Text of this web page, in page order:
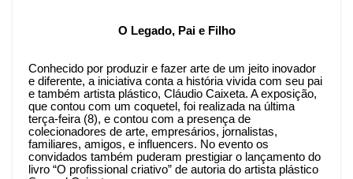
O Legado, Pai e Filho
Conhecido por produzir e fazer arte de um jeito inovador
e diferente, a iniciativa conta a história vivida com seu pai
e também artista plástico, Cláudio Caixeta. A exposição,
que contou com um coquetel, foi realizada na última
terça-feira (8), e contou com a presença de
colecionadores de arte, empresários, jornalistas,
familiares, amigos, e influencers. No evento os
convidados também puderam prestigiar o lançamento do
livro “O profissional criativo” de autoria do artista plástico